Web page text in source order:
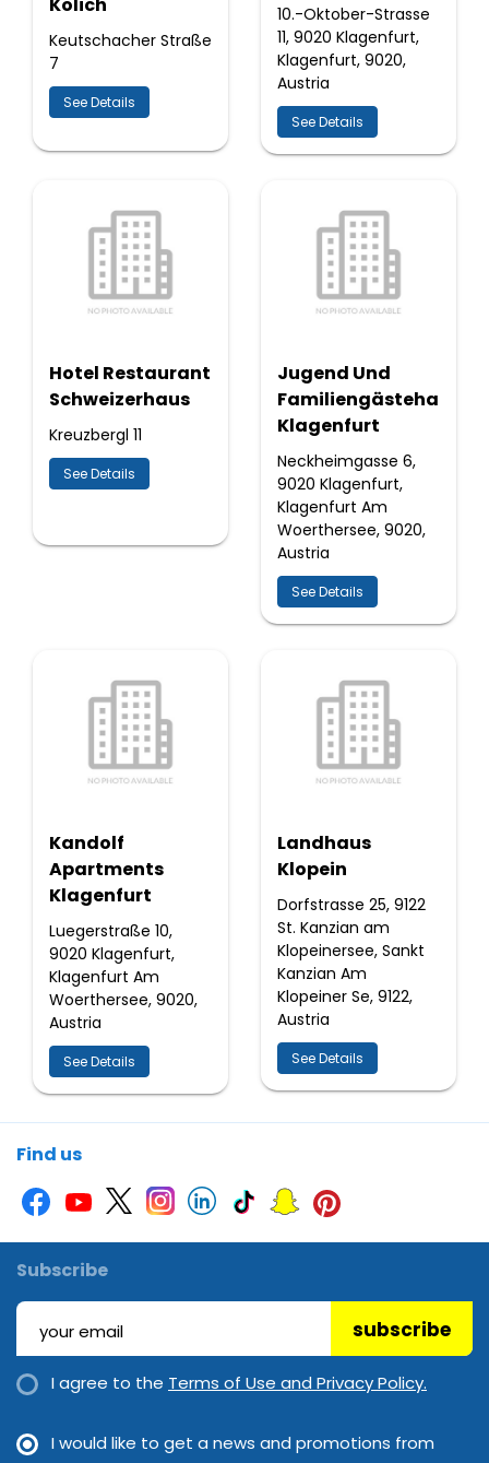
Keutschacher Straße
7
See Details
10.-Oktober-Strasse
11, 9020 Klagenfurt,
Klagenfurt, 9020,
Austria
See Details
Hotel Restaurant
Schweizerhaus
Kreuzbergl 11
See Details
Jugend Und
Familiengästehaus
Klagenfurt
Neckheimgasse 6,
9020 Klagenfurt,
Klagenfurt Am
Woerthersee, 9020,
Austria
See Details
Kandolf
Apartments
Klagenfurt
Luegerstraße 10,
9020 Klagenfurt,
Klagenfurt Am
Woerthersee, 9020,
Austria
See Details
Landhaus
Klopein
Dorfstrasse 25, 9122
St. Kanzian am
Klopeinersee, Sankt
Kanzian Am
Klopeiner Se, 9122,
Austria
See Details
Find us
Subscribe
subscribe
I agree to the Terms of Use and Privacy Policy.
I would like to get a news and promotions from